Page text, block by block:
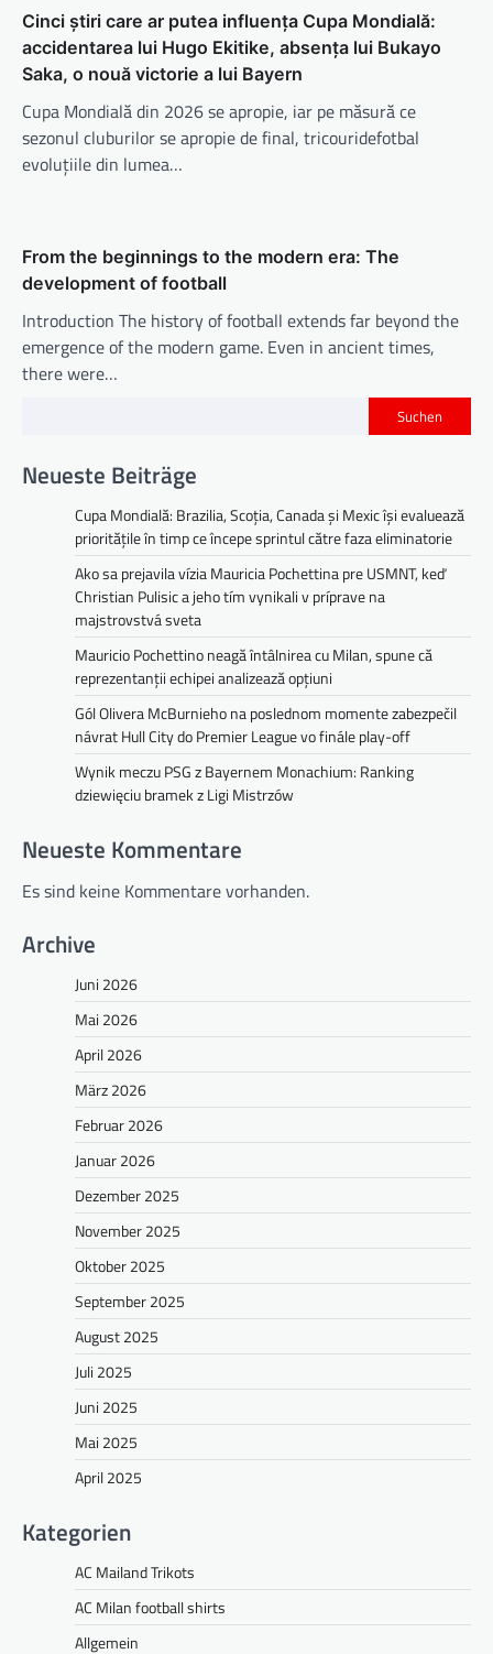
g
a
t
i
o
Cinci știri care ar putea influența Cupa Mondială:
accidentarea lui Hugo Ekitike, absența lui Bukayo
Saka, o nouă victorie a lui Bayern
Cupa Mondială din 2026 se apropie, iar pe măsură ce
sezonul cluburilor se apropie de final, tricouridefotbal
evoluțiile din lumea…
From the beginnings to the modern era: The
development of football
Introduction The history of football extends far beyond the
emergence of the modern game. Even in ancient times,
there were…
Suchen
Neueste Beiträge
Cupa Mondială: Brazilia, Scoția, Canada și Mexic își evaluează
prioritățile în timp ce începe sprintul către faza eliminatorie
Ako sa prejavila vízia Mauricia Pochettina pre USMNT, keď
Christian Pulisic a jeho tím vynikali v príprave na
majstrovstvá sveta
Mauricio Pochettino neagă întâlnirea cu Milan, spune că
reprezentanții echipei analizează opțiuni
Gól Olivera McBurnieho na poslednom momente zabezpečil
návrat Hull City do Premier League vo finále play-off
Wynik meczu PSG z Bayernem Monachium: Ranking
dziewięciu bramek z Ligi Mistrzów
Neueste Kommentare
Es sind keine Kommentare vorhanden.
Archive
Juni 2026
Mai 2026
April 2026
März 2026
Februar 2026
Januar 2026
Dezember 2025
November 2025
Oktober 2025
September 2025
August 2025
Juli 2025
Juni 2025
Mai 2025
April 2025
Kategorien
AC Mailand Trikots
AC Milan football shirts
Allgemein